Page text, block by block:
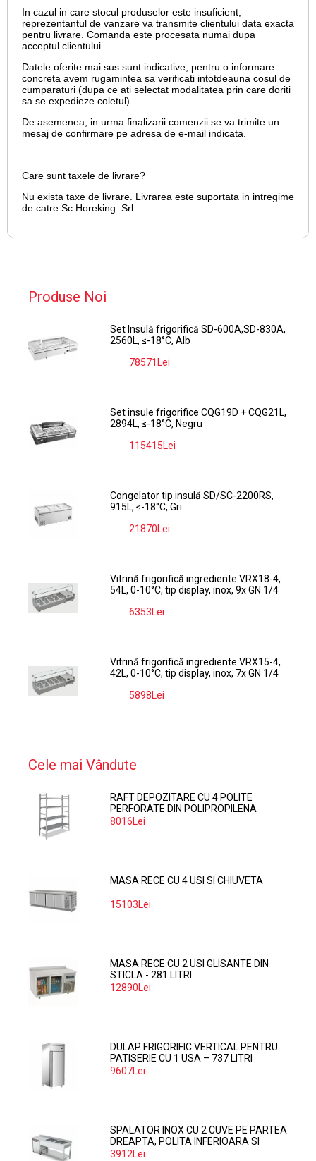
In cazul in care stocul produselor este insuficient,
reprezentantul de vanzare va transmite clientului data exacta
pentru livrare. Comanda este procesata numai dupa
acceptul clientului.
Datele oferite mai sus sunt indicative, pentru o informare
concreta avem rugamintea sa verificati intotdeauna cosul de
cumparaturi (dupa ce ati selectat modalitatea prin care doriti
sa se expedieze coletul).
De asemenea, in urma finalizarii comenzii se va trimite un
mesaj de confirmare pe adresa de e-mail indicata.
Care sunt taxele de livrare?
Nu exista taxe de livrare. Livrarea este suportata in intregime
de catre Sc Horeking Srl.
Produse Noi
Set Insulă frigorifică SD-600A,SD-830A,
2560L, ≤-18°C, Alb
78571Lei
Set insule frigorifice CQG19D + CQG21L,
2894L, ≤-18°C, Negru
115415Lei
Congelator tip insulă SD/SC-2200RS,
915L, ≤-18°C, Gri
21870Lei
Vitrină frigorifică ingrediente VRX18-4,
54L, 0-10°C, tip display, inox, 9x GN 1/4
6353Lei
Vitrină frigorifică ingrediente VRX15-4,
42L, 0-10°C, tip display, inox, 7x GN 1/4
5898Lei
Cele mai Vândute
RAFT DEPOZITARE CU 4 POLITE
PERFORATE DIN POLIPROPILENA
374*60 CM
8016Lei
MASA RECE CU 4 USI SI CHIUVETA
15103Lei
MASA RECE CU 2 USI GLISANTE DIN
STICLA - 281 LITRI
12890Lei
DULAP FRIGORIFIC VERTICAL PENTRU
PATISERIE CU 1 USA – 737 LITRI
9607Lei
SPALATOR INOX CU 2 CUVE PE PARTEA
DREAPTA, POLITA INFERIOARA SI
SPATIU MASINA SPALAT 160*70*85
3912Lei